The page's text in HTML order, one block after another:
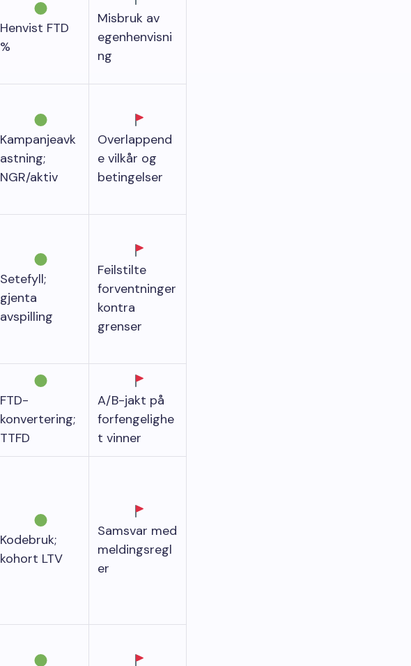
Henvist FTD
%
Misbruk av
egenhenvisni
ng
Kampanjeavk
astning;
NGR/aktiv
Overlappend
e vilkår og
betingelser
Setefyll;
gjenta
avspilling
Feilstilte
forventninger
kontra
grenser
FTD-
konvertering;
TTFD
A/B-jakt på
forfengelighe
t vinner
Kodebruk;
kohort LTV
Samsvar med
meldingsregl
er